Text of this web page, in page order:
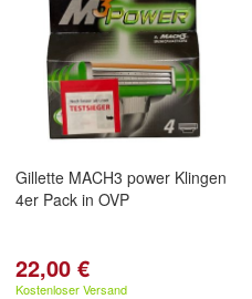
Gillette MACH3 power Klingen
4er Pack in OVP
22,00 €
Kostenloser Versand